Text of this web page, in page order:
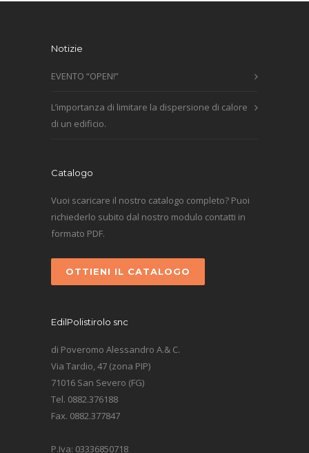
Notizie
EVENTO “OPEN!”
L’importanza di limitare la dispersione di calore
di un edificio.
Catalogo
Vuoi scaricare il nostro catalogo completo? Puoi
richiederlo subito dal nostro modulo contatti in
formato PDF.
OTTIENI IL CATALOGO
EdilPolistirolo snc
di Poveromo Alessandro A.& C.
Via Tardio, 47 (zona PIP)
71016 San Severo (FG)
Tel. 0882.376188
Fax. 0882.377847
P.Iva: 03336850718